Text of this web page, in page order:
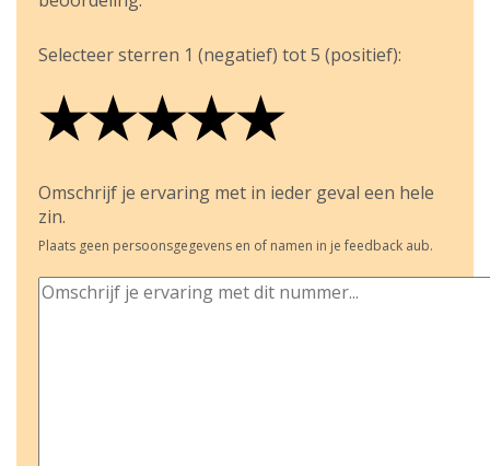
Selecteer sterren 1 (negatief) tot 5 (positief):
★
★★
★★★
★★★★
★★★★★
Omschrijf je ervaring met in ieder geval een hele
zin.
Plaats geen persoonsgegevens en of namen in je feedback aub.